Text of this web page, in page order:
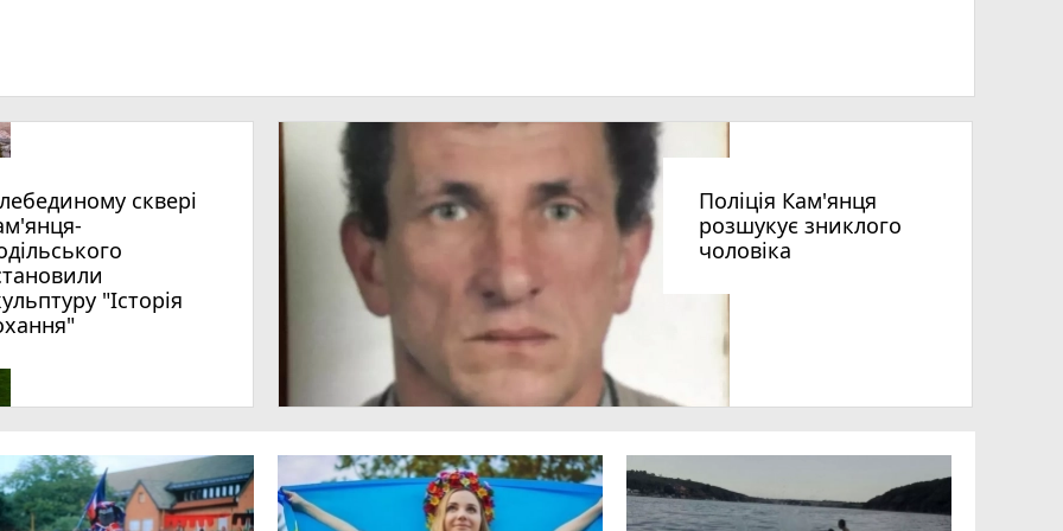
"Історія
Поліція Кам'янця
розшукує зниклого
чоловіка